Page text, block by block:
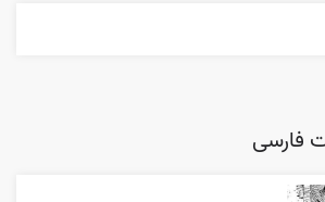
فارسی